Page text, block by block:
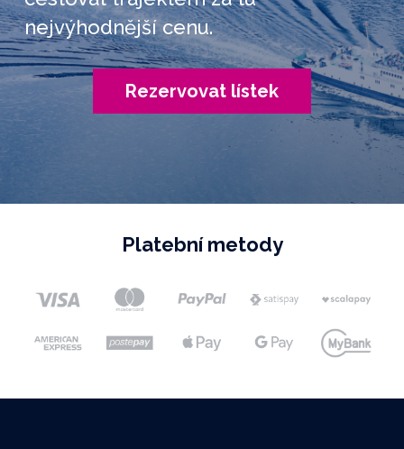
nejvýhodnější cenu.
Rezervovat lístek
Platební metody